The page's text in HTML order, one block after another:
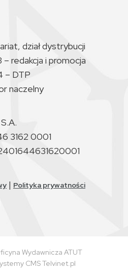
dział dystrybucji
– redakcja i promocja
– DTP
naczelny
3162 0001
| Polityka prywatności
Wydawnicza ATUT
CMS Telvinet.pl